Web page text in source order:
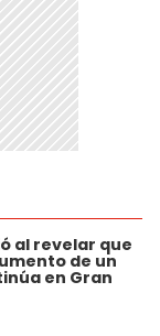
al revelar que
de un
en Gran